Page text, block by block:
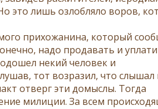
это лишь озлобляло воров,
прихожанина, который
надо продавать и
некий человек и
тот возразил, что слышал
отверг эти домыслы. Тогда
милиции. За всем